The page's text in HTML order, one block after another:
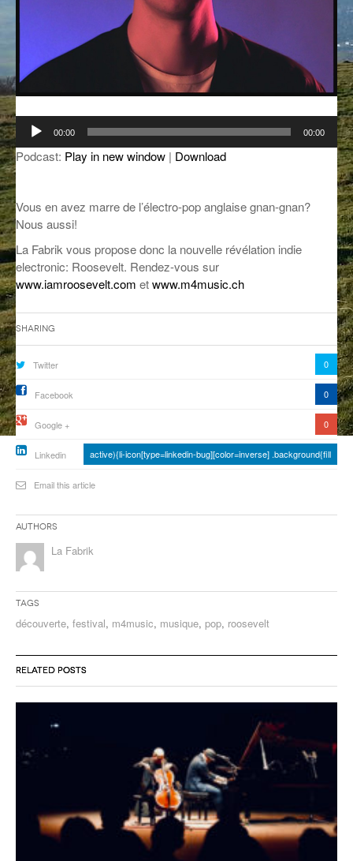
IL ÉTAIT UNE FOIS
L’ASTUCE DE LA PORTE EN BOIS
LA FABRIK POÉTIK
LA MINUTE LITTÉRAIRE
MUSIQUE DES ANTIPODES
NOS ANCIENS
Lecteur
audio
00:00 00:00
Podcast: Play in new window | Download
Vous en avez marre de l’électro-pop anglaise gnan-gnan?
Nous aussi!
La Fabrik vous propose donc la nouvelle révélation indie
electronic: Roosevelt. Rendez-vous sur
www.iamroosevelt.com etwww.m4music.ch
Sharing
Twitter 0
Facebook 0
Google + 0
Linkedin active){li-icon[type=linkedin-bug][color=inverse] .background{fill
Email this article
Authors
La Fabrik
Tags
découverte, festival, m4music, musique, pop, roosevelt
RELATED POSTS